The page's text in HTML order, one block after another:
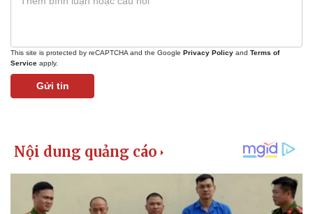
This site is protected by reCAPTCHA and the Google Privacy Policy and Terms of
Service apply.
Gửi tin